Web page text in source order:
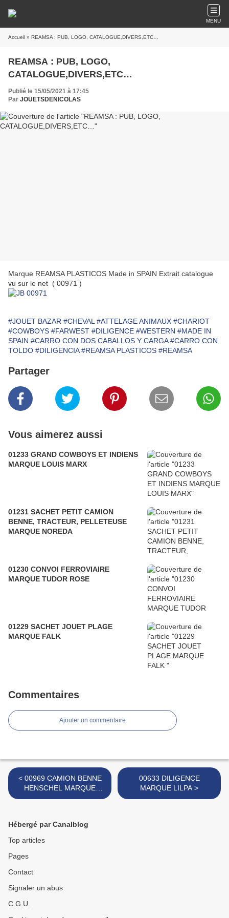
MENU
Accueil » REAMSA : PUB, LOGO, CATALOGUE,DIVERS,ETC…
REAMSA : PUB, LOGO,
CATALOGUE,DIVERS,ETC…
Publié le 15/05/2021 à 17:45
Par JOUETSDENICOLAS
Marque REAMSA PLASTICOS Made in SPAIN Extrait catalogue
vu sur le net ( 00971 )
#JOUET BAZAR #CHEVAL #ATTELAGE ANIMAUX #CHARIOT
#COWBOYS #FARWEST #DILIGENCE #WESTERN #MADE IN
SPAIN #CARRO CON DOS CABALLOS Y CARGA #CARRO CON
TOLDO #DILIGENCIA #REAMSA PLASTICOS #REAMSA
Partager
Vous aimerez aussi
01233 GRAND COWBOYS ET INDIENS
MARQUE LOUIS MARX
01231 SACHET PETIT CAMION
BENNE, TRACTEUR, PELLETEUSE
MARQUE NOREDA
01230 CONVOI FERROVIAIRE
MARQUE TUDOR ROSE
01229 SACHET JOUET PLAGE
MARQUE FALK
Commentaires
Ajouter un commentaire
< 00969 CAMION BENNE
HENSCHEL MARQUE
INCONNUE CHÂSSIS NOIR
00633 DILIGENCE
MARQUE LILPA >
Hébergé par Canalblog
Top articles
Pages
Contact
Signaler un abus
C.G.U.